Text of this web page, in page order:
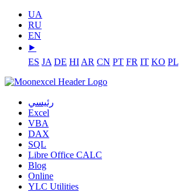
UA
RU
EN
⯈
ES JA DE HI AR CN PT FR IT KO PL
رئيسي
Excel
VBA
DAX
SQL
Libre Office CALC
Blog
Online
YLC Utilities